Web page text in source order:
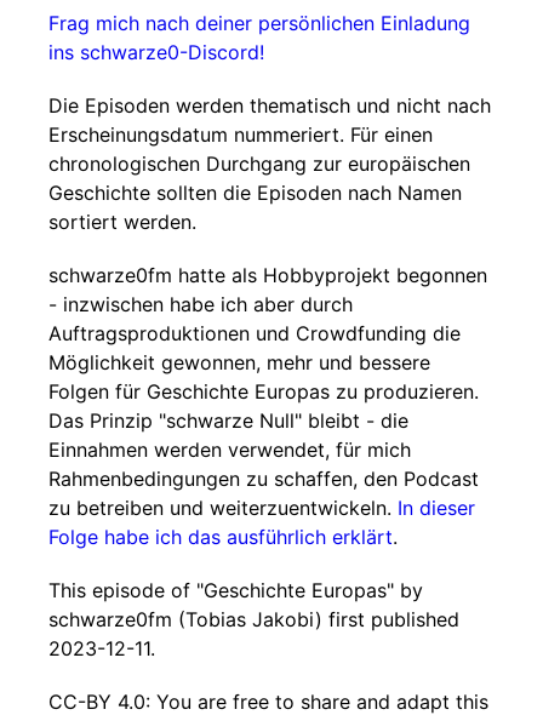
Frag mich nach deiner persönlichen Einladung
ins schwarze0-Discord!
Die Episoden werden thematisch und nicht nach
Erscheinungsdatum nummeriert. Für einen
chronologischen Durchgang zur europäischen
Geschichte sollten die Episoden nach Namen
sortiert werden.
schwarze0fm hatte als Hobbyprojekt begonnen
- inzwischen habe ich aber durch
Auftragsproduktionen und Crowdfunding die
Möglichkeit gewonnen, mehr und bessere
Folgen für Geschichte Europas zu produzieren.
Das Prinzip "schwarze Null" bleibt - die
Einnahmen werden verwendet, für mich
Rahmenbedingungen zu schaffen, den Podcast
zu betreiben und weiterzuentwickeln. In dieser
Folge habe ich das ausführlich erklärt.
This episode of "Geschichte Europas" by
schwarze0fm (Tobias Jakobi) first published
2023-12-11.
CC-BY 4.0: You are free to share and adapt this